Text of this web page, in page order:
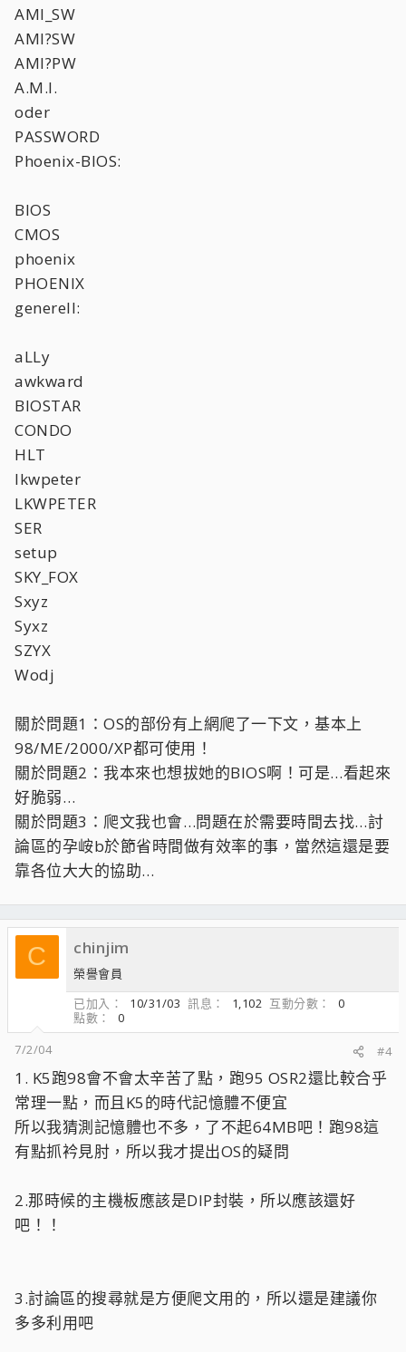
AMI_SW
AMI?SW
AMI?PW
A.M.I.
oder
PASSWORD
Phoenix-BIOS:
BIOS
CMOS
phoenix
PHOENIX
generell:
aLLy
awkward
BIOSTAR
CONDO
HLT
lkwpeter
LKWPETER
SER
setup
SKY_FOX
Sxyz
Syxz
SZYX
Wodj
關於問題1：OS的部份有上網爬了一下文，基本上
98/ME/2000/XP都可使用！
關於問題2：我本來也想拔她的BIOS啊！可是…看起來
好脆弱…
關於問題3：爬文我也會…問題在於需要時間去找…討
論區的孕峖b於節省時間做有效率的事，當然這還是要
靠各位大大的協助…
C chinjim
榮譽會員
已加入
10/31/03 訊息 1,102 互動分數
0
點數
0
7/2/04
#4
1. K5跑98會不會太辛苦了點，跑95 OSR2還比較合乎
常理一點，而且K5的時代記憶體不便宜
所以我猜測記憶體也不多，了不起64MB吧！跑98這
有點抓衿見肘，所以我才提出OS的疑問
2.那時候的主機板應該是DIP封裝，所以應該還好
吧！！
3.討論區的搜尋就是方便爬文用的，所以還是建議你
多多利用吧